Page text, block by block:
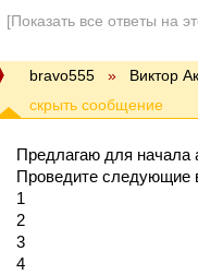
[Показать все ответы на
bravo555 » Виктор
Предлагаю для начала
Проведите следующие
1
2
3
4